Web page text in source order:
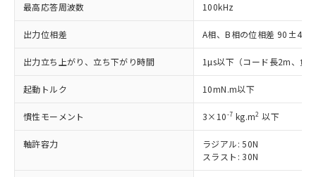
最高応答周波数 100kHz
出力位相差 A相、B相の位相差
出力立ち上がり、立ち下がり時間 1µs以下（コード長2m、負
起動トルク 10mN.m以下
慣性モーメント 3×10-7 kg.m2 以下
軸許容力
ラジアル: 50N
スラスト: 30N
※1 対応状況
対応済み：EU RoHS指令（10物質）の
非含有に対応した製品が提供可能な商品で
対応予定：EU RoHS指令（10物質）の非含
有に対応した製品に切り替える予定のある